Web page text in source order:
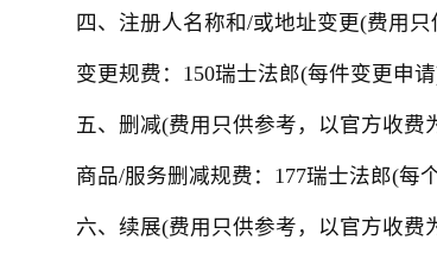
四、注册人名称和/或地址变更(费用只
变更规费：150瑞士法郎(每件变更申
五、删减(费用只供参考，以官方收费
商品/服务删减规费：177瑞士法郎(每
六、续展(费用只供参考，以官方收费